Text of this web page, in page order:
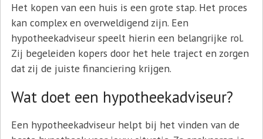
Het kopen van een huis is een grote stap. Het proces
kan complex en overweldigend zijn. Een
hypotheekadviseur speelt hierin een belangrijke rol.
Zij begeleiden kopers door het hele traject en zorgen
dat zij de juiste financiering krijgen.
Wat doet een hypotheekadviseur?
Een hypotheekadviseur helpt bij het vinden van de